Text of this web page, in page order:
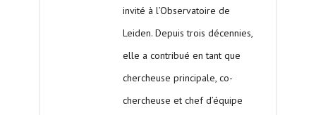
invité à l’Observatoire de
Leiden. Depuis trois décennies,
elle a contribué en tant que
chercheuse principale, co-
chercheuse et chef d’équipe